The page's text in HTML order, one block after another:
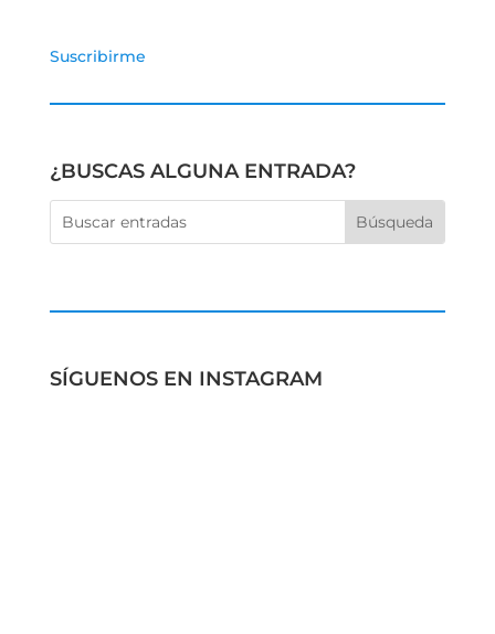
Suscribirme
¿BUSCAS ALGUNA ENTRADA?
SÍGUENOS EN INSTAGRAM